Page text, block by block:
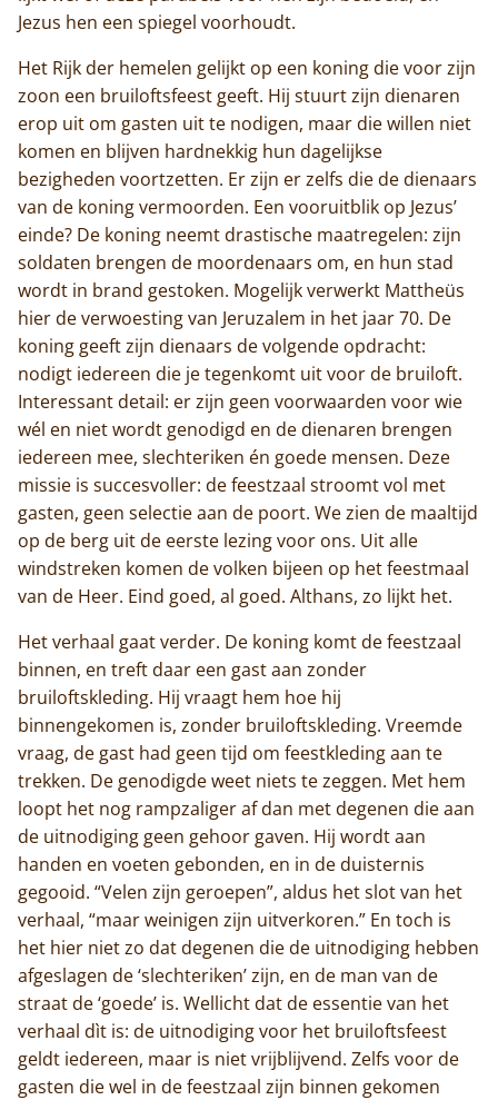
Jezus hen een spiegel voorhoudt.
Het Rijk der hemelen gelijkt op een koning die voor zijn
zoon een bruiloftsfeest geeft. Hij stuurt zijn dienaren
erop uit om gasten uit te nodigen, maar die willen niet
komen en blijven hardnekkig hun dagelijkse
bezigheden voortzetten. Er zijn er zelfs die de dienaars
van de koning vermoorden. Een vooruitblik op Jezus’
einde? De koning neemt drastische maatregelen: zijn
soldaten brengen de moordenaars om, en hun stad
wordt in brand gestoken. Mogelijk verwerkt Mattheüs
hier de verwoesting van Jeruzalem in het jaar 70. De
koning geeft zijn dienaars de volgende opdracht:
nodigt iedereen die je tegenkomt uit voor de bruiloft.
Interessant detail: er zijn geen voorwaarden voor wie
wél en niet wordt genodigd en de dienaren brengen
iedereen mee, slechteriken én goede mensen. Deze
missie is succesvoller: de feestzaal stroomt vol met
gasten, geen selectie aan de poort. We zien de maaltijd
op de berg uit de eerste lezing voor ons. Uit alle
windstreken komen de volken bijeen op het feestmaal
van de Heer. Eind goed, al goed. Althans, zo lijkt het.
Het verhaal gaat verder. De koning komt de feestzaal
binnen, en treft daar een gast aan zonder
bruiloftskleding. Hij vraagt hem hoe hij
binnengekomen is, zonder bruiloftskleding. Vreemde
vraag, de gast had geen tijd om feestkleding aan te
trekken. De genodigde weet niets te zeggen. Met hem
loopt het nog rampzaliger af dan met degenen die aan
de uitnodiging geen gehoor gaven. Hij wordt aan
handen en voeten gebonden, en in de duisternis
gegooid. “Velen zijn geroepen”, aldus het slot van het
verhaal, “maar weinigen zijn uitverkoren.” En toch is
het hier niet zo dat degenen die de uitnodiging hebben
afgeslagen de ‘slechteriken’ zijn, en de man van de
straat de ‘goede’ is. Wellicht dat de essentie van het
verhaal dìt is: de uitnodiging voor het bruiloftsfeest
geldt iedereen, maar is niet vrijblijvend. Zelfs voor de
gasten die wel in de feestzaal zijn binnen gekomen